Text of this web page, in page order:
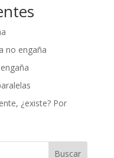
no engaña
¿existe? Por